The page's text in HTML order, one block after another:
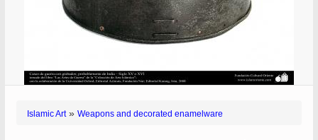
Islamic Art» Weapons and decorated enamelware